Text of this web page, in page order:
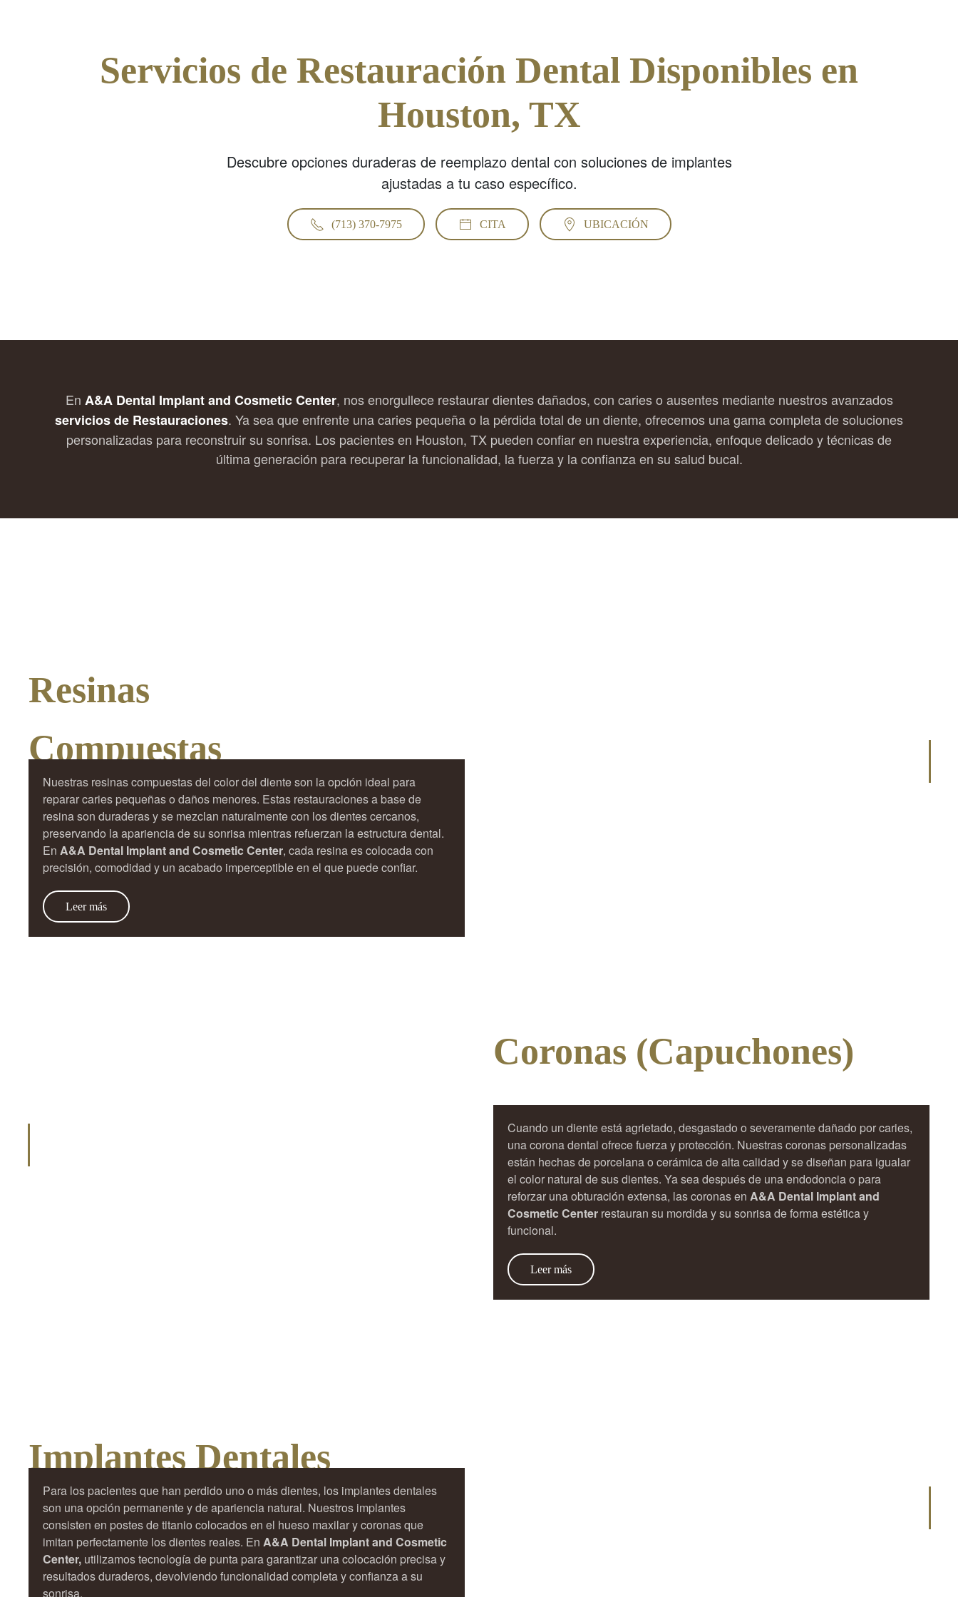
Servicios de Restauración Dental Disponibles en
Houston, TX
Descubre opciones duraderas de reemplazo dental con soluciones de implantes
ajustadas a tu caso específico.
(713) 370-7975 CITA UBICACIÓN
En A&A Dental Implant and Cosmetic Center, nos enorgullece restaurar dientes dañados, con caries o ausentes mediante nuestros avanzados
servicios de Restauraciones. Ya sea que enfrente una caries pequeña o la pérdida total de un diente, ofrecemos una gama completa de soluciones
personalizadas para reconstruir su sonrisa. Los pacientes en Houston, TX pueden confiar en nuestra experiencia, enfoque delicado y técnicas de
última generación para recuperar la funcionalidad, la fuerza y la confianza en su salud bucal.
Resinas
Compuestas
Nuestras resinas compuestas del color del diente son la opción ideal para
reparar caries pequeñas o daños menores. Estas restauraciones a base de
resina son duraderas y se mezclan naturalmente con los dientes cercanos,
preservando la apariencia de su sonrisa mientras refuerzan la estructura dental.
En A&A Dental Implant and Cosmetic Center, cada resina es colocada con
precisión, comodidad y un acabado imperceptible en el que puede confiar.
Leer más
Coronas (Capuchones)
Cuando un diente está agrietado, desgastado o severamente dañado por caries,
una corona dental ofrece fuerza y protección. Nuestras coronas personalizadas
están hechas de porcelana o cerámica de alta calidad y se diseñan para igualar
el color natural de sus dientes. Ya sea después de una endodoncia o para
reforzar una obturación extensa, las coronas en A&A Dental Implant and
Cosmetic Center restauran su mordida y su sonrisa de forma estética y
funcional.
Leer más
Implantes Dentales
Para los pacientes que han perdido uno o más dientes, los implantes dentales
son una opción permanente y de apariencia natural. Nuestros implantes
consisten en postes de titanio colocados en el hueso maxilar y coronas que
imitan perfectamente los dientes reales. En A&A Dental Implant and Cosmetic
Center, utilizamos tecnología de punta para garantizar una colocación precisa y
resultados duraderos, devolviendo funcionalidad completa y confianza a su
sonrisa.